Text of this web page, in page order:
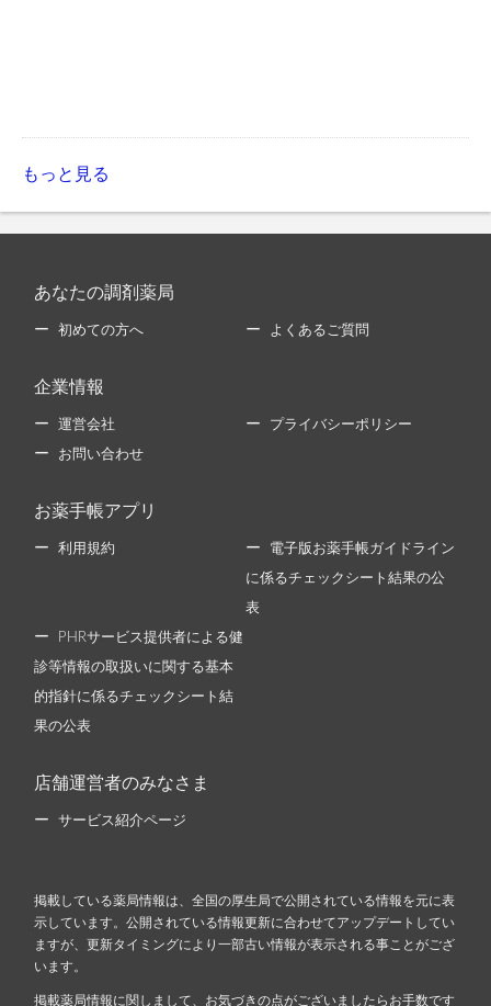
もっと見る
あなたの調剤薬局
初めての方へ よくあるご質問
企業情報
運営会社 プライバシーポリシー
お問い合わせ
お薬手帳アプリ
利用規約 電子版お薬手帳ガイドライン
に係るチェックシート結果の公
表
PHRサービス提供者による健
診等情報の取扱いに関する基本
的指針に係るチェックシート結
果の公表
店舗運営者のみなさま
サービス紹介ページ
掲載している薬局情報は、全国の厚生局で公開されている情報を元に表
示しています。公開されている情報更新に合わせてアップデートしてい
ますが、更新タイミングにより一部古い情報が表示される事ことがござ
います。
掲載薬局情報に関しまして、お気づきの点がございましたらお手数です